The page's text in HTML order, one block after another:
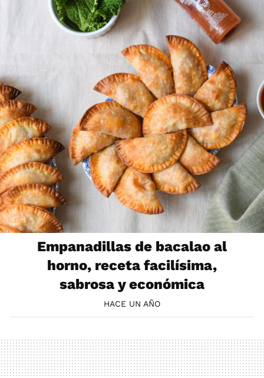
Empanadillas de bacalao al
horno, receta facilísima,
sabrosa y económica
HACE UN AÑO